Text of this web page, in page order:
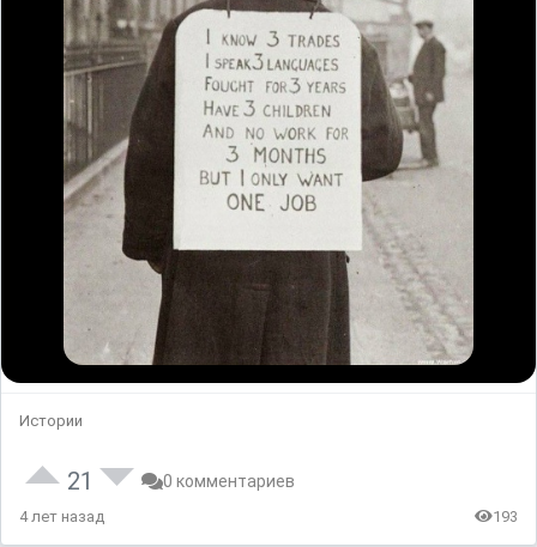
Истории
21 0 комментариев
4 лет назад 193